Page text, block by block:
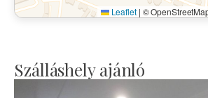
Leaflet | ©
Szálláshely ajánló